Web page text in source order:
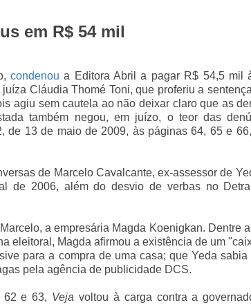
em R$ 54 mil
condenou a Editora Abril a pagar R$ 54,5 mil
Cláudia Thomé Toni, que proferiu a
agiu sem cautela ao não deixar claro que as
também negou, em juízo, o teor das
de 13 de maio de 2009, às páginas 64, 65 e
de Marcelo Cavalcante, ex-assessor de
de 2006, além do desvio de verbas no
a empresária Magda Koenigkan. Dentre
eleitoral, Magda afirmou a existência de um
para a compra de uma casa; que Yeda
pela agência de publicidade DCS.
62 e 63, Veja voltou à carga contra a